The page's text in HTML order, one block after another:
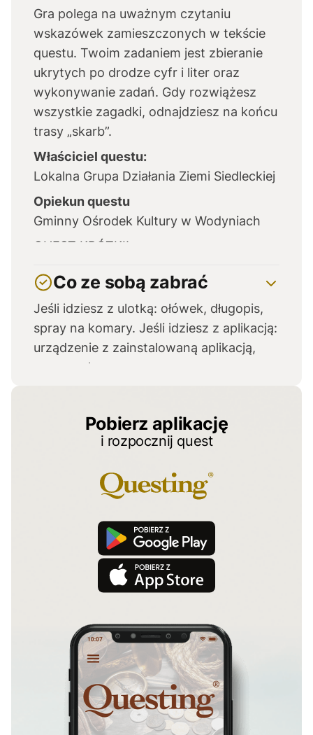
Gra polega na uważnym czytaniu
wskazówek zamieszczonych w tekście
questu. Twoim zadaniem jest zbieranie
ukrytych po drodze cyfr i liter oraz
wykonywanie zadań. Gdy rozwiążesz
wszystkie zagadki, odnajdziesz na końcu
trasy „skarb”.
Właściciel questu:
Lokalna Grupa Działania Ziemi Siedleckiej
Opiekun questu
Gminny Ośrodek Kultury w Wodyniach
QUEST KRÓTKI!
Co ze sobą zabrać
Jeśli idziesz z ulotką: ołówek, długopis,
spray na komary. Jeśli idziesz z aplikacją:
urządzenie z zainstalowaną aplikacją,
spray na komary.
Pobierz aplikację
i rozpocznij quest